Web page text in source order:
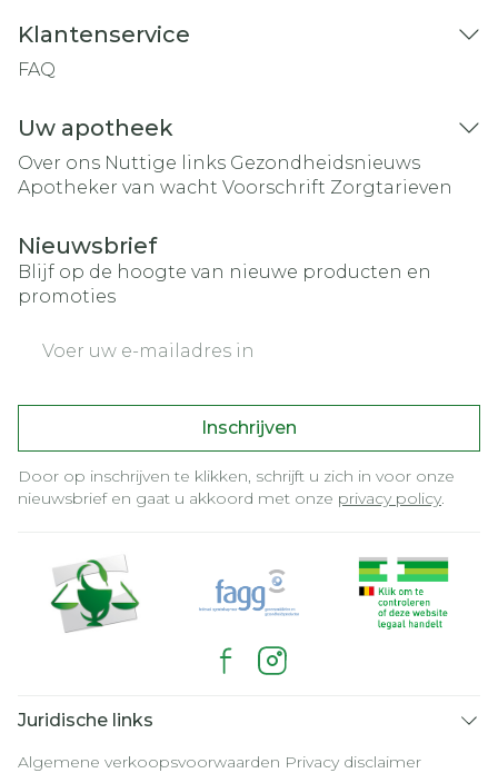
Klantenservice
FAQ
Uw apotheek
Over ons Nuttige links Gezondheidsnieuws
Apotheker van wacht Voorschrift Zorgtarieven
Nieuwsbrief
Blijf op de hoogte van nieuwe producten en
promoties
Inschrijven
Door op inschrijven te klikken, schrijft u zich in voor onze
nieuwsbrief en gaat u akkoord met onze privacy policy.
Juridische links
Algemene verkoopsvoorwaarden Privacy disclaimer